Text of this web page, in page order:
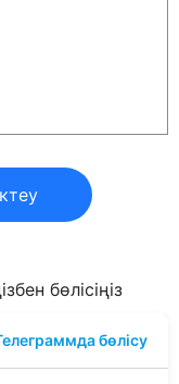
бөлісіңіз
бөлісу